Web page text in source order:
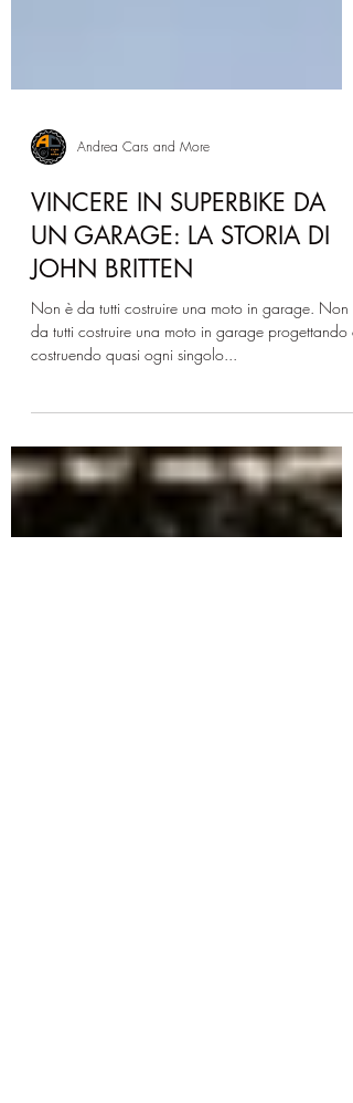
Andrea Cars and More
VINCERE IN SUPERBIKE DA
UN GARAGE: LA STORIA DI
Non è da tutti costruire una moto in garage. Non è
costruendo quasi ogni singolo...